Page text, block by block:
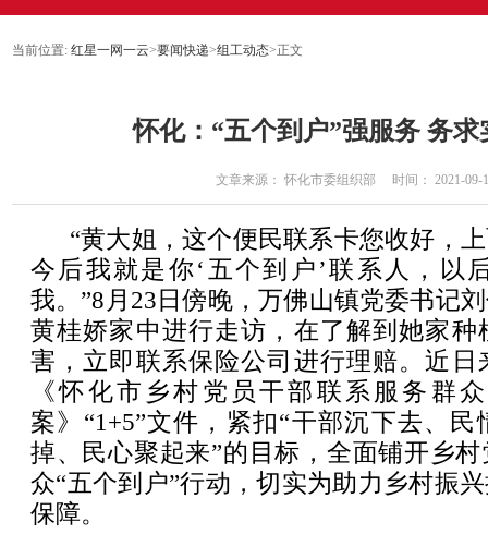
当前位置: 红星一网一云>要闻快递>组工动态>正文
怀化：“五个到户”强服务 务
文章来源： 怀化市委组织部 时间： 2021-09-
“黄大姐，这个便民联系卡您收好，
今后我就是你‘五个到户’联系人，以
我。”8月23日傍晚，万佛山镇党委书记
黄桂娇家中进行走访，在了解到她家种
害，立即联系保险公司进行理赔。近日
《怀化市乡村党员干部联系服务群
案》“1+5”文件，紧扣“干部沉下去、
掉、民心聚起来”的目标，全面铺开乡
众“五个到户”行动，切实为助力乡村振
保障。